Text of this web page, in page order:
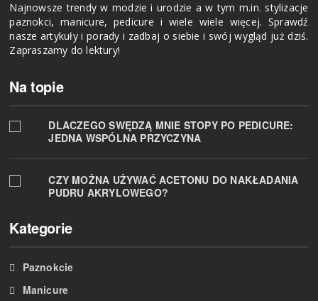
Najnowsze trendy w modzie i urodzie a w tym m.in. stylizacje
paznokci, manicure, pedicure i wiele wiele więcej. Sprawdź
nasze artykuły i porady i zadbaj o siebie i swój wygląd już dziś.
Zapraszamy do lektury!
Na topie
DLACZEGO SWĘDZĄ MNIE STOPY PO PEDICURE:
JEDNA WSPÓLNA PRZYCZYNA
CZY MOŻNA UŻYWAĆ ACETONU DO NAKŁADANIA
PUDRU AKRYLOWEGO?
Kategorie
Paznokcie
Manicure